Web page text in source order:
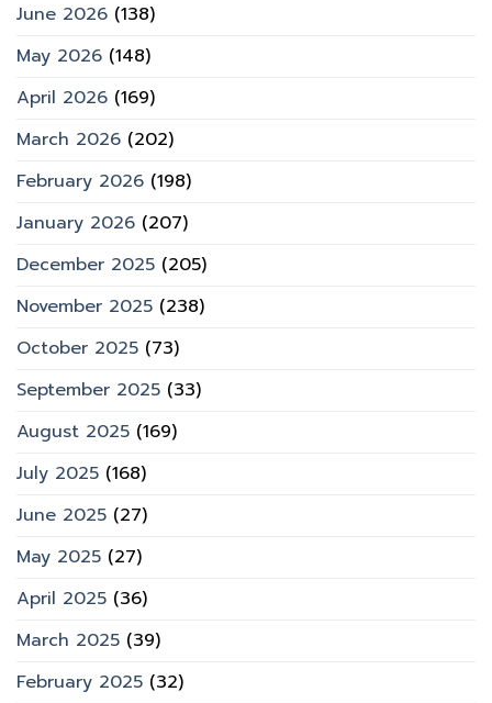
June 2026 (138)
May 2026 (148)
April 2026 (169)
March 2026 (202)
February 2026 (198)
January 2026 (207)
December 2025 (205)
November 2025 (238)
October 2025 (73)
September 2025 (33)
August 2025 (169)
July 2025 (168)
June 2025 (27)
May 2025 (27)
April 2025 (36)
March 2025 (39)
February 2025 (32)